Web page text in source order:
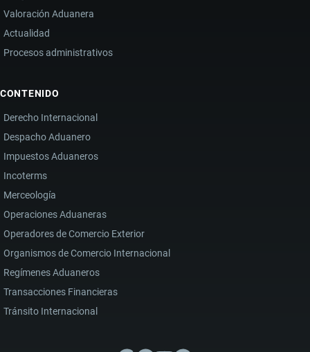
Valoración Aduanera
Actualidad
Procesos administrativos
CONTENIDO
Derecho Internacional
Despacho Aduanero
Impuestos Aduaneros
Incoterms
Merceología
Operaciones Aduaneras
Operadores de Comercio Exterior
Organismos de Comercio Internacional
Regímenes Aduaneros
Transacciones Financieras
Tránsito Internacional